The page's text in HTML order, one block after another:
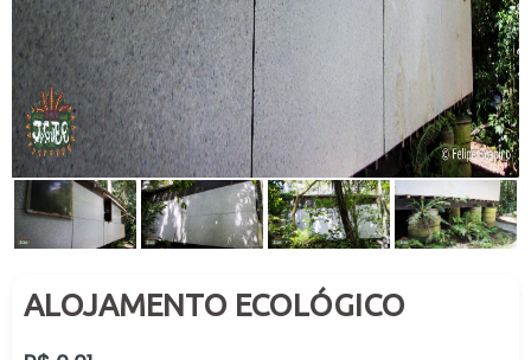
ALOJAMENTO ECOLÓGICO